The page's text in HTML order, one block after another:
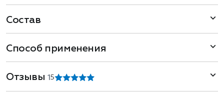
Состав
Способ применения
Отзывы1 5